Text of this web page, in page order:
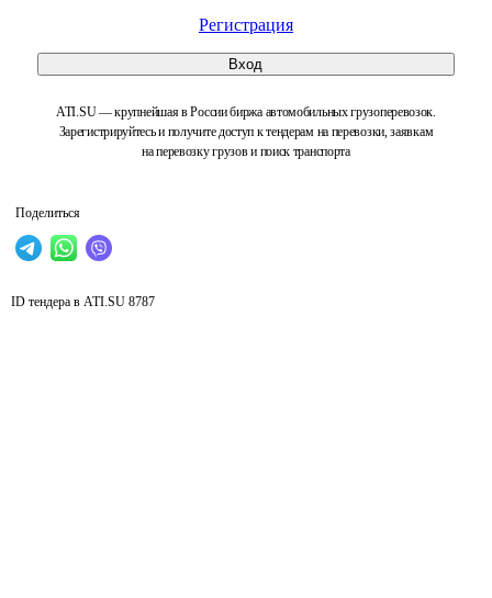
Регистрация
Вход
ATI.SU — крупнейшая в России биржа автомобильных грузоперевозок.
Зарегистрируйтесь и получите доступ к тендерам на перевозки, заявкам
на перевозку грузов и поиск транспорта
Поделиться
ID тендера в ATI.SU 8787